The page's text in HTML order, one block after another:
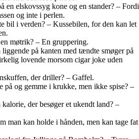
en elskovssyg kone og en stander? – Fordi
og inte i perlen.
bil i verden? – Kussebilen, for den kan let
møtrik? – En gruppering.
på kanten med tændte smøger på
lovende morsom cigar joke uden
der driller? – Gaffel.
på og gemme i krukke, men ikke spise? –
der besøger et ukendt land? –
man kan holde i hånden, men kan tage fat